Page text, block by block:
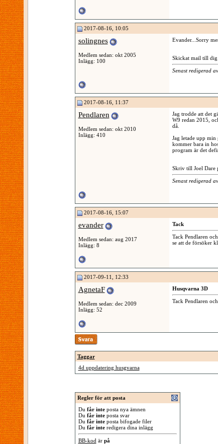
2017-08-16, 10:05
solingnes
Medlem sedan: okt 2005
Inlägg: 100
Evander...Sorry
Skickat mail till dig
Senast redigerad
2017-08-16, 11:37
Pendlaren
Medlem sedan: okt 2010
Inlägg: 410
Jag trodde att det
W9 redan 2015,
då.
Jag letade upp
kommer bara in
program är det
Skriv till Joel Dare
Senast redigerad
2017-08-16, 15:07
evander
Medlem sedan: aug 2017
Inlägg: 8
Tack
Tack Pendlaren
se att de försöker
2017-09-11, 12:33
AgnetaF
Medlem sedan: dec 2009
Inlägg: 52
Husqvarna 3D
Tack Pendlaren
Taggar
4d uppdatering husgvarna
Regler för att posta
Du får inteposta nya ämnen
Du får inteposta svar
Du får inteposta bifogade filer
Du får interedigera dina inlägg
BB-kod är på